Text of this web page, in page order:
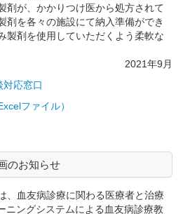
剤が、かかりつけ医から処方されて
剤を各々の施設にて納入準備ができ
製剤を使用していただくよう柔軟な
2021年9月
応窓口
ファイル）
のお知らせ
血友病診療に関わる医療者と治療
ニングシステムによる血友病診療教